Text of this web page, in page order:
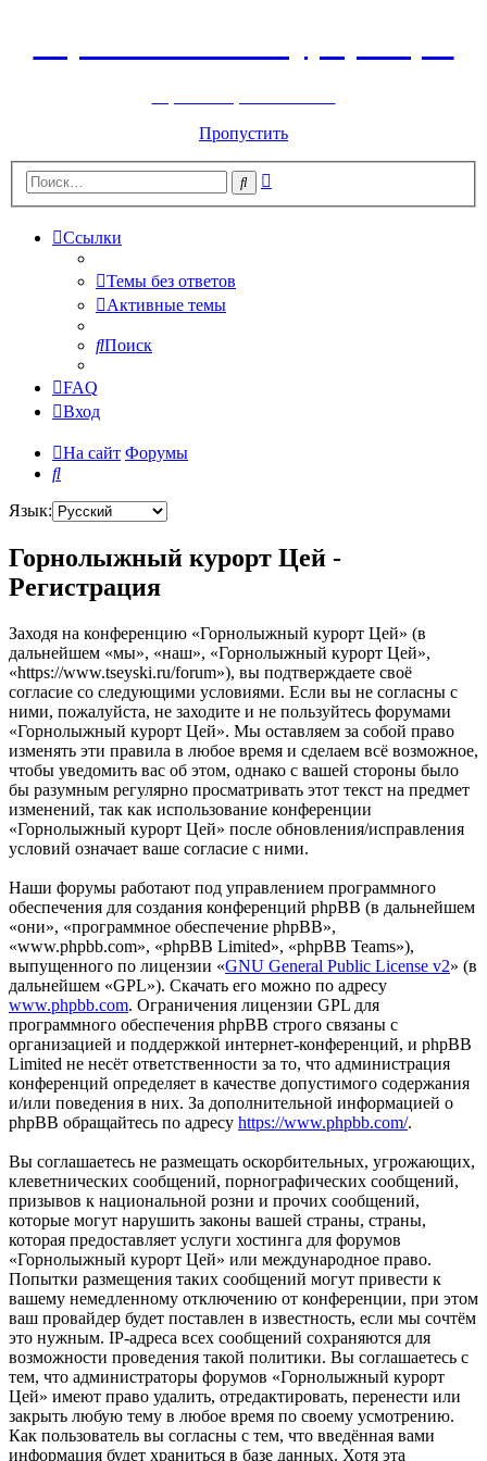
Пропустить
Поиск
Ссылки
Темы без ответов
Активные темы
Поиск
FAQ
Вход
На сайт Форумы
Поиск
Язык:
Горнолыжный курорт Цей -
Регистрация
Заходя на конференцию «Горнолыжный курорт Цей» (в
дальнейшем «мы», «наш», «Горнолыжный курорт Цей»,
«https://www.tseyski.ru/forum»), вы подтверждаете своё
согласие со следующими условиями. Если вы не согласны с
ними, пожалуйста, не заходите и не пользуйтесь форумами
«Горнолыжный курорт Цей». Мы оставляем за собой право
изменять эти правила в любое время и сделаем всё возможное,
чтобы уведомить вас об этом, однако с вашей стороны было
бы разумным регулярно просматривать этот текст на предмет
изменений, так как использование конференции
«Горнолыжный курорт Цей» после обновления/исправления
условий означает ваше согласие с ними.
Наши форумы работают под управлением программного
обеспечения для создания конференций phpBB (в дальнейшем
«они», «программное обеспечение phpBB»,
«www.phpbb.com», «phpBB Limited», «phpBB Teams»),
выпущенного по лицензии «GNU General Public License v2» (в
дальнейшем «GPL»). Скачать его можно по адресу
www.phpbb.com. Ограничения лицензии GPL для
программного обеспечения phpBB строго связаны с
организацией и поддержкой интернет-конференций, и phpBB
Limited не несёт ответственности за то, что администрация
конференций определяет в качестве допустимого содержания
и/или поведения в них. За дополнительной информацией о
phpBB обращайтесь по адресу https://www.phpbb.com/.
Вы соглашаетесь не размещать оскорбительных, угрожающих,
клеветнических сообщений, порнографических сообщений,
призывов к национальной розни и прочих сообщений,
которые могут нарушить законы вашей страны, страны,
которая предоставляет услуги хостинга для форумов
«Горнолыжный курорт Цей» или международное право.
Попытки размещения таких сообщений могут привести к
вашему немедленному отключению от конференции, при этом
ваш провайдер будет поставлен в известность, если мы сочтём
это нужным. IP-адреса всех сообщений сохраняются для
возможности проведения такой политики. Вы соглашаетесь с
тем, что администраторы форумов «Горнолыжный курорт
Цей» имеют право удалить, отредактировать, перенести или
закрыть любую тему в любое время по своему усмотрению.
Как пользователь вы согласны с тем, что введённая вами
информация будет храниться в базе данных. Хотя эта